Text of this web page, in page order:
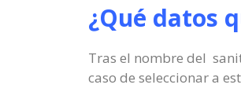
¿Qué datos
Tras el nombre del
caso de seleccionar a